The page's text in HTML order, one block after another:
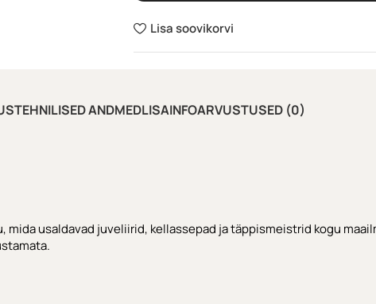
Lisa soovikorvi
TEHNILISED ANDMEDLISAINFOARVUSTUSED (0)
usaldavad juveliirid, kellassepad ja täppismeistrid kogu